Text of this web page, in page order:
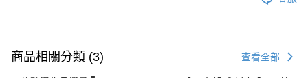
商品相關分類 (3) 查看全部